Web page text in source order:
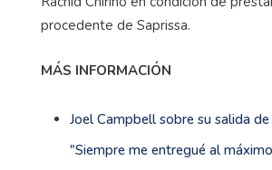
procedente de Saprissa.
MÁS INFORMACIÓN
Joel Campbell sobre su salida
"Siempre me entregué al